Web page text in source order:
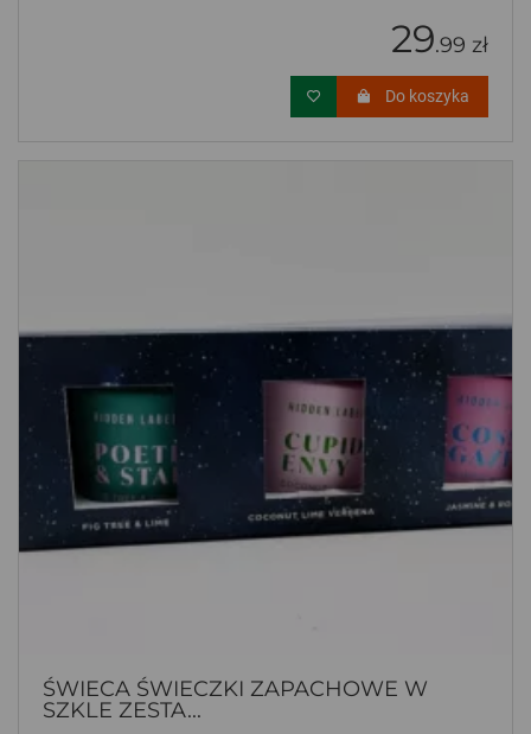
29.99 zł
Do koszyka
ŚWIECA ŚWIECZKI ZAPACHOWE W
SZKLE ZESTA...